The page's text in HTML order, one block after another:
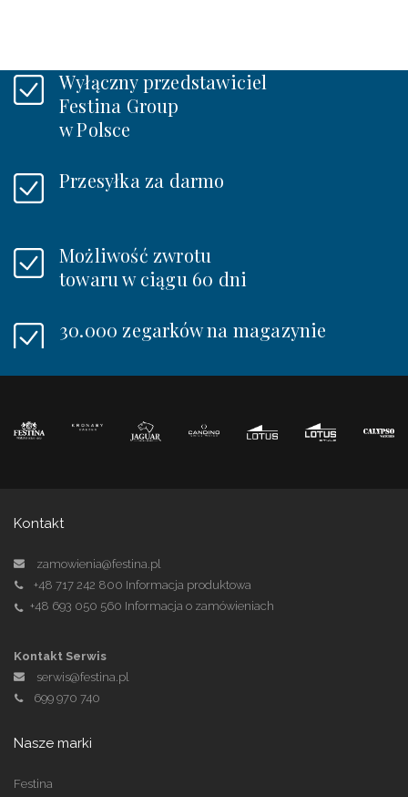
Wyłączny przedstawiciel
Festina Group
w Polsce
Przesyłka za darmo
Możliwość zwrotu
towaru w ciągu 60 dni
30.000 zegarków na magazynie
Kontakt
zamowienia@festina.pl
+48 717 242 800 Informacja produktowa
+48 693 050 560 Informacja o zamówieniach
Kontakt Serwis
serwis@festina.pl
699 970 740
Nasze marki
Festina